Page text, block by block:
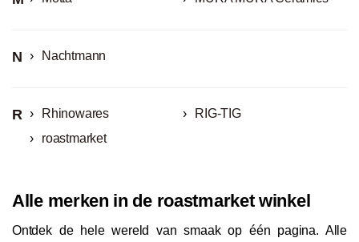
N Nachtmann
R Rhinowares
RIG-TIG
roastmarket
Alle merken in de roastmarket winkel
Ontdek de hele wereld van smaak op één pagina. Alle